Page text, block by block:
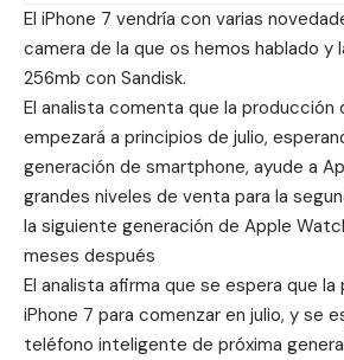
El iPhone 7 vendría con varias
camera de la que os hemos hablado y
256mb con Sandisk.
El analista comenta que la producción
empezará a principios de julio,
generación de smartphone, ayude a
grandes niveles de venta para la
la siguiente generación de Apple
meses después
El analista afirma que se espera que
iPhone 7 para comenzar en julio, y se
teléfono inteligente de próxima